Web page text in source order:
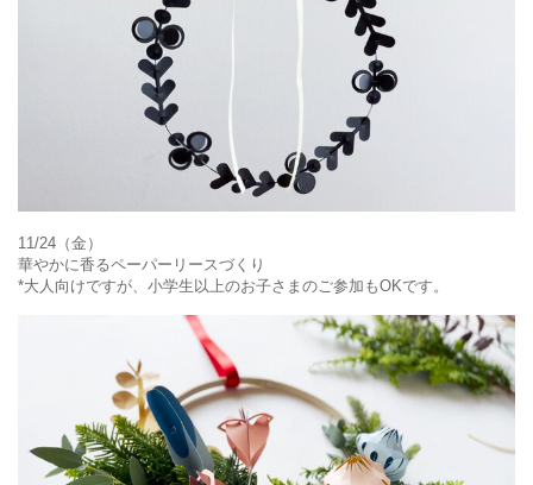
11/24（金）
華やかに香るペーパーリースづくり
*大人向けですが、小学生以上のお子さまのご参加もOKです。